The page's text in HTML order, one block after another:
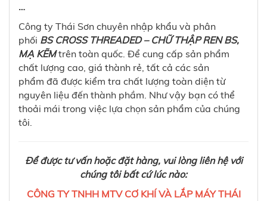
…
Công ty Thái Sơn chuyên nhập khẩu và phân
phối BS CROSS THREADED – CHỮ THẬP REN BS,
MẠ KẼMtrên toàn quốc. Để cung cấp sản phẩm
chất lượng cao, giá thành rẻ, tất cả các sản
phẩm đã được kiểm tra chất lượng toàn diện từ
nguyên liệu đến thành phầm. Như vậy bạn có thể
thoải mái trong việc lựa chọn sản phẩm của chúng
tôi.
Để được tư vấn hoặc đặt hàng, vui lòng liên hệ với
chúng tôi bất cứ lúc nào:
CÔNG TY TNHH MTV CƠ KHÍ VÀ LẮP MÁY THÁI